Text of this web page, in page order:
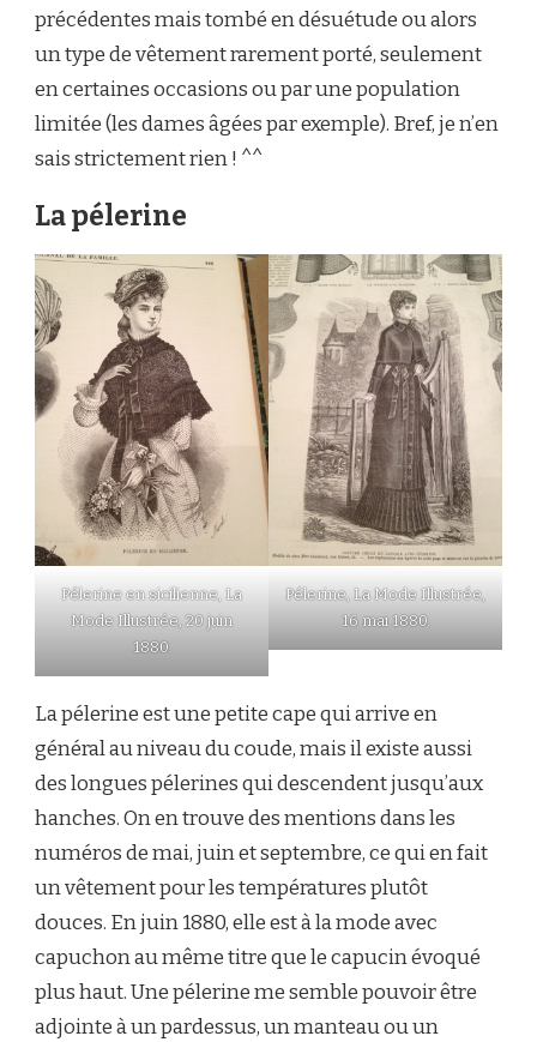
précédentes mais tombé en désuétude ou alors
un type de vêtement rarement porté, seulement
en certaines occasions ou par une population
limitée (les dames âgées par exemple). Bref, je n’en
sais strictement rien ! ^^
La pélerine
Pélerine en sicilienne, La
Mode Illustrée, 20 juin
1880.
Pélerine, La Mode Illustrée,
16 mai 1880.
La pélerine est une petite cape qui arrive en
général au niveau du coude, mais il existe aussi
des longues pélerines qui descendent jusqu’aux
hanches. On en trouve des mentions dans les
numéros de mai, juin et septembre, ce qui en fait
un vêtement pour les températures plutôt
douces. En juin 1880, elle est à la mode avec
capuchon au même titre que le capucin évoqué
plus haut. Une pélerine me semble pouvoir être
adjointe à un pardessus, un manteau ou un